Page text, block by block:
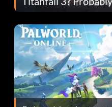
Fans Are Hopeful